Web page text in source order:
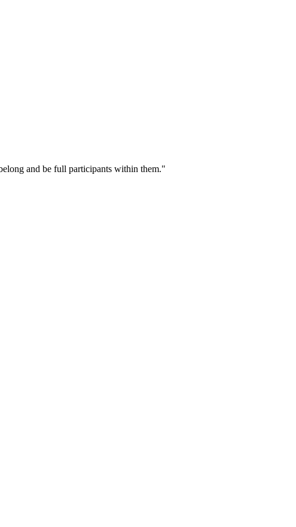
and be full participants within them."